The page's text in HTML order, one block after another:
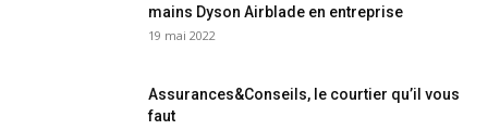
mains Dyson Airblade en entreprise
19 mai 2022
Assurances&Conseils, le courtier qu’il vous
faut